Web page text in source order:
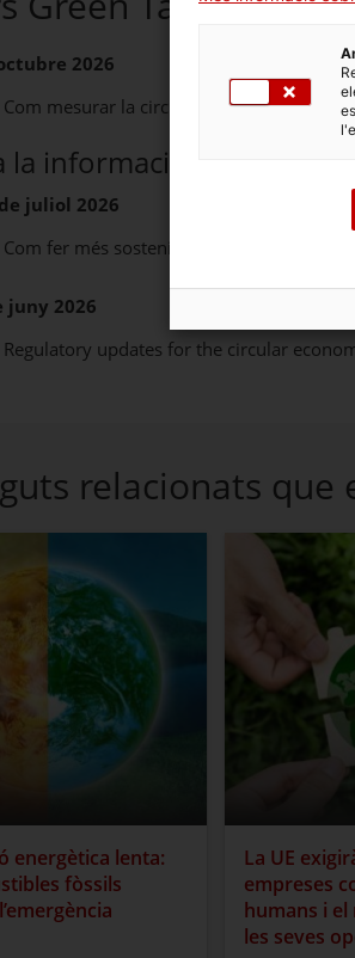
2026
Com mesurar la circularitat de la teva
la informació de sessions
juliol 2026
fer més sostenible la teva cadena de
juny 2026
Regulatory updates for the circular
relacionats que
energètica lenta:
fòssils
La UE
empreses
humans i
les seves